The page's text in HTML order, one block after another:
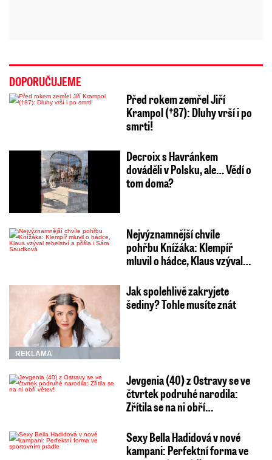
DOPORUČUJEME
Před rokem zemřel Jiří
Krampol (†87): Dluhy vrší i po
smrti!
Decroix s Havránkem
dováděli v Polsku, ale… Vědí o
tom doma?
Nejvýznamnější chvíle
pohřbu Knížáka: Klempíř
mluvil o hádce, Klaus vzýval…
REKLAMA
Jak spolehlivě zakryjete
šediny? Tohle musíte znát
Jevgenia (40) z Ostravy se ve
čtvrtek podruhé narodila:
Zřítila se na ni obří…
Sexy Bella Hadidová v nové
kampani: Perfektní forma ve